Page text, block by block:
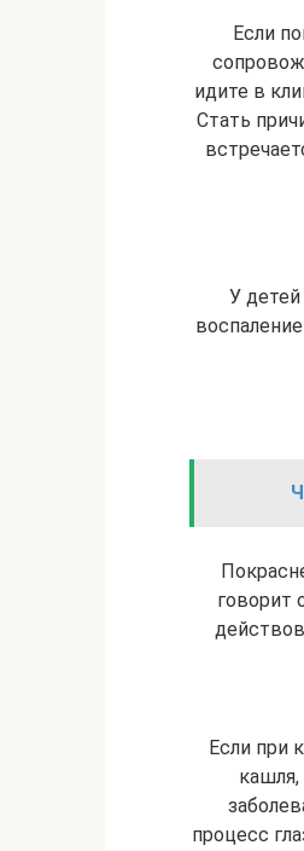
Если
идите в
Стать
У
говорит
Если при
процесс